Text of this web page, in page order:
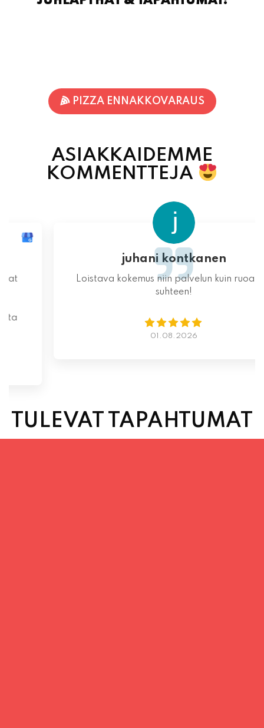
PIZZA ENNAKKOVARAUS
ASIAKKAIDEMME
KOMMENTTEJA
juhani kontkanen
Loistava kokemus niin palvelun kuin ruoankin
01.08.2026
TULEVAT TAPAHTUMAT